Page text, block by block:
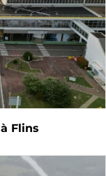
Flins